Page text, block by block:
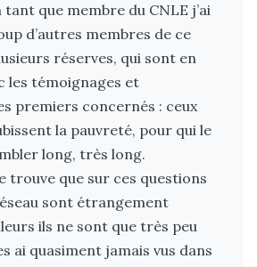
que membre du CNLE j’ai
d’autres membres de ce
réserves, qui sont en
les témoignages et
premiers concernés : ceux
la pauvreté, pour qui le
long, très long.
trouve que sur ces questions
sont étrangement
ils ne sont que très peu
ai quasiment jamais vus dans